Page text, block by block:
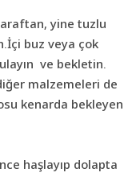
yine tuzlu
buz veya çok
ve bekletin.
malzemeleri de
u kenarda bekleyen
haşlayıp dolapta